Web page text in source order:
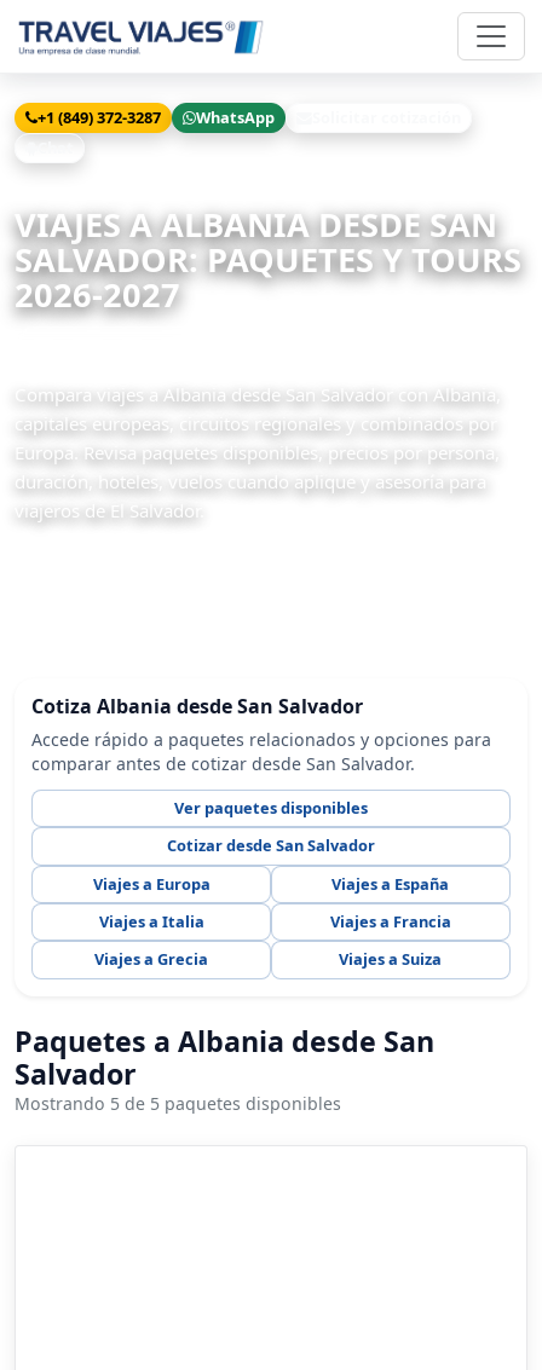
+1 (849) 372-3287 WhatsApp
VIAJES A ALBANIA DESDE SAN
SALVADOR: PAQUETES Y TOURS
2026-2027
Compara viajes a Albania desde San Salvador con Albania,
capitales europeas, circuitos regionales y combinados por
Europa. Revisa paquetes disponibles, precios por persona,
duración, hoteles, vuelos cuando aplique y asesoría para
viajeros de El Salvador.
Cotiza Albania desde San Salvador
Accede rápido a paquetes relacionados y opciones para
comparar antes de cotizar desde San Salvador.
Ver paquetes disponibles
Cotizar desde San Salvador
Viajes a Europa
Viajes a España
Viajes a Italia
Viajes a Francia
Viajes a Grecia
Viajes a Suiza
Paquetes a Albania desde San
Salvador
Mostrando 5 de 5 paquetes disponibles